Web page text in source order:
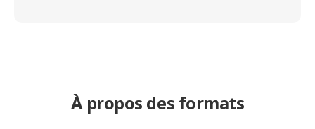
À propos des formats